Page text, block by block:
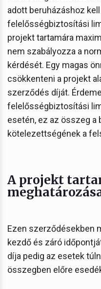
adott beruházáshoz
felelősségbiztosítási
projekt tartamára
nem szabályozza a
kérdését. Egy magas
csökkenteni a projekt
szerződés díját.
felelősségbiztosítási
esetén, ez az összeg
kötelezettségének a
A projekt
Ezen szerződésekben
kezdő és záró
díja pedig az esetek
összegben előre